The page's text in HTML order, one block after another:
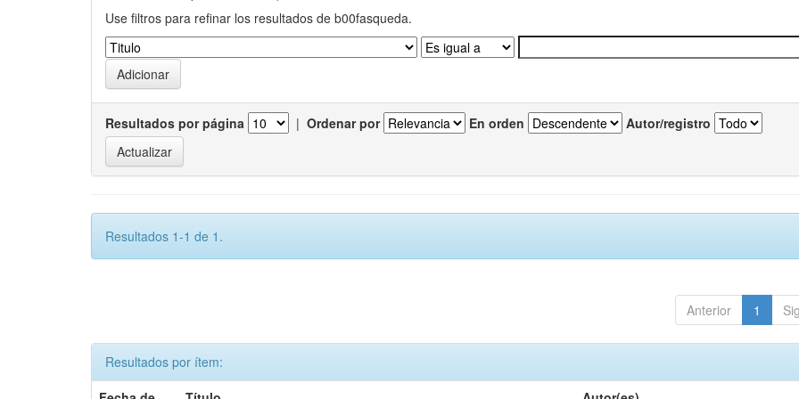
Use filtros para refinar los resultados de b00fasqueda.
Resultados por página | Ordenar por En orden Autor/registro
Resultados 1-1 de 1.
Anterior 1
Resultados por ítem: